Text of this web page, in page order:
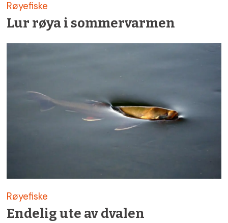
Røyefiske
Lur røya i sommer­varmen
Røyefiske
Endelig ute av dvalen